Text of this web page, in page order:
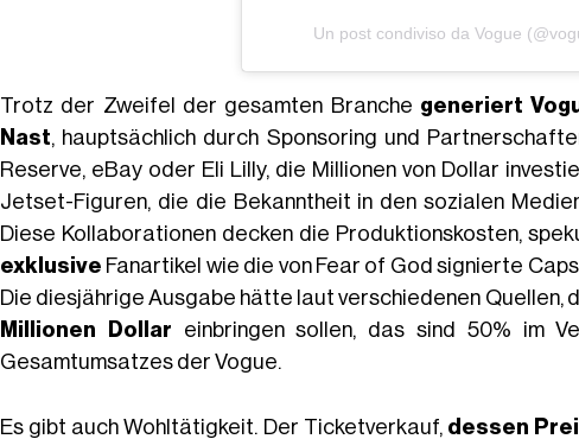
Un post condiviso da Vogue
Trotz der Zweifel der gesamten Branche generiert
Nast, hauptsächlich durch Sponsoring und
Reserve, eBay oder Eli Lilly, die Millionen von Dollar
Jetset-Figuren, die die Bekanntheit in den sozialen
Diese Kollaborationen decken die Produktionskosten,
exklusive Fanartikel wie die von Fear of God signierte
Die diesjährige Ausgabe hätte laut verschiedenen Quellen,
Millionen Dollar einbringen sollen, das sind 50% im
Gesamtumsatzes der Vogue.
Es gibt auch Wohltätigkeit. Der Ticketverkauf, dessen